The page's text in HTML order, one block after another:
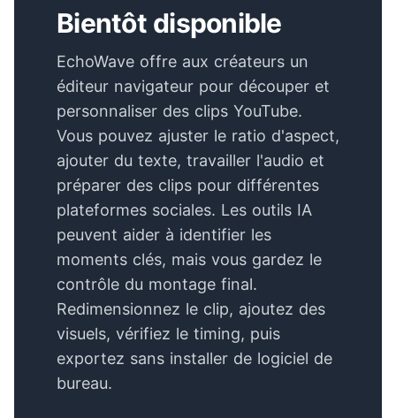
Bientôt disponible
EchoWave offre aux créateurs un
éditeur navigateur pour découper et
personnaliser des clips YouTube.
Vous pouvez ajuster le ratio d'aspect,
ajouter du texte, travailler l'audio et
préparer des clips pour différentes
plateformes sociales. Les outils IA
peuvent aider à identifier les
moments clés, mais vous gardez le
contrôle du montage final.
Redimensionnez le clip, ajoutez des
visuels, vérifiez le timing, puis
exportez sans installer de logiciel de
bureau.